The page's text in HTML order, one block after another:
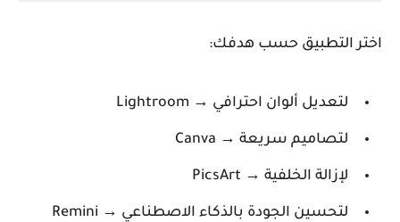
اختر التطبيق حسب هدفك:
لتعديل ألوان احترافي → Lightroom
لتصاميم سريعة → Canva
لإزالة الخلفية → PicsArt
لتحسين الجودة بالذكاء الاصطناعي → Remini